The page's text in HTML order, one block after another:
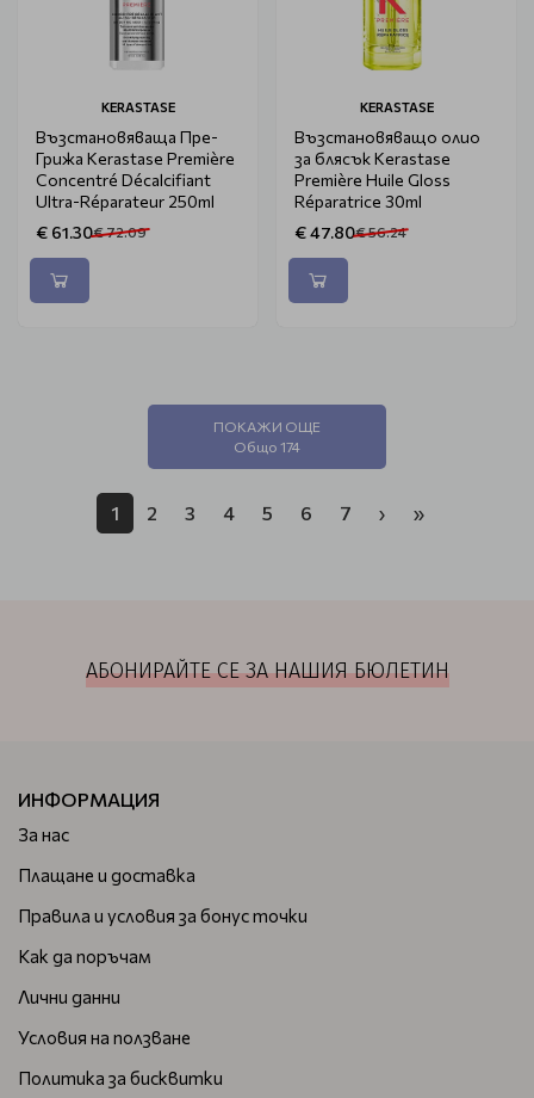
KERASTASE
Възстановяваща Пре-
Грижа Kerastase Première
Concentré Décalcifiant
Ultra-Réparateur 250ml
€ 61.30€ 72.09
KERASTASE
Възстановяващо олио
за блясък Kerastase
Première Huile Gloss
Réparatrice 30ml
€ 47.80€ 56.24
ПОКАЖИ ОЩЕ
Общо 174
1 2 3 4 5 6 7 › »
АБОНИРАЙТЕ СЕ ЗА НАШИЯ БЮЛЕТИН
ИНФОРМАЦИЯ
За нас
Плащане и доставка
Правила и условия за бонус точки
Как да поръчам
Лични данни
Условия на ползване
Политика за бисквитки